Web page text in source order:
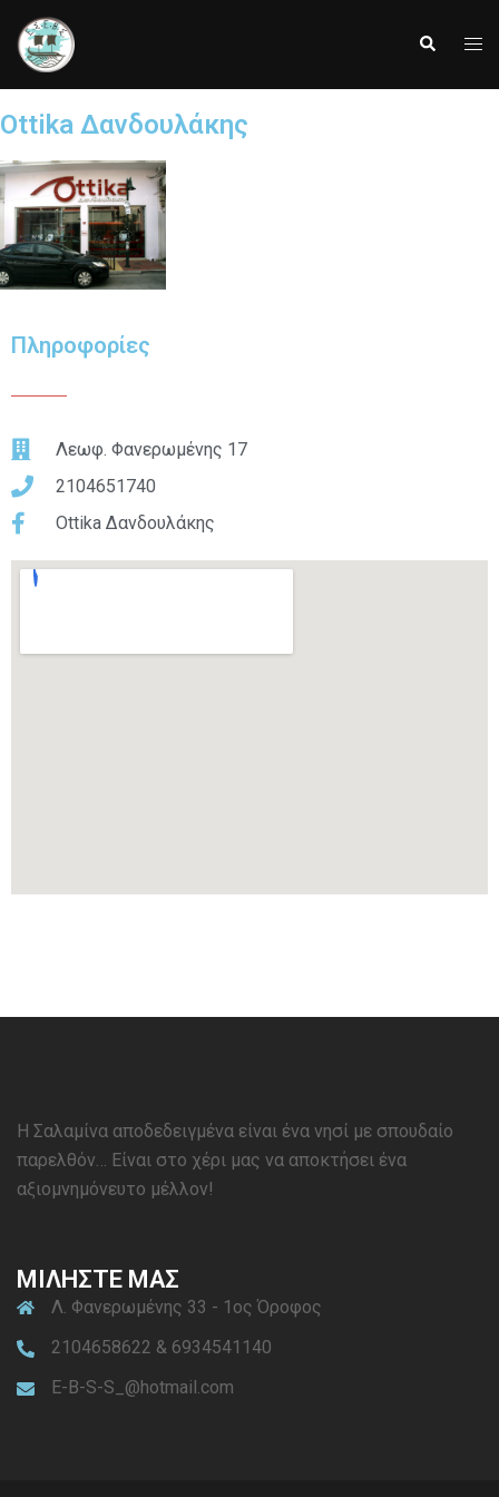
Ottika Δανδουλάκης
Πληροφορίες
Λεωφ. Φανερωμένης 17
2104651740
Ottika Δανδουλάκης
Η Σαλαμίνα αποδεδειγμένα είναι ένα νησί με σπουδαίο
παρελθόν… Είναι στο χέρι μας να αποκτήσει ένα
αξιομνημόνευτο μέλλον!
ΜΙΛΗΣΤΕ ΜΑΣ
Λ. Φανερωμένης 33 - 1ος Όροφος
2104658622 & 6934541140
E-B-S-S_@hotmail.com